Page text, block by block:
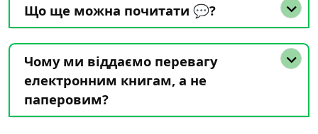
Що ще можна почитати 💬?
Чому ми віддаємо перевагу
електронним книгам, а не
паперовим?